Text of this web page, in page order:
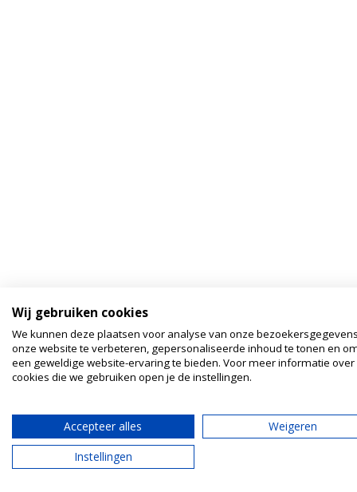
Wij gebruiken cookies
We kunnen deze plaatsen voor analyse van onze
onze website te verbeteren, gepersonaliseerde inhoud te tonen en
een geweldige website-ervaring te bieden. Voor meer informatie over
cookies die we gebruiken open je de instellingen.
Accepteer alles
Weigeren
Instellingen